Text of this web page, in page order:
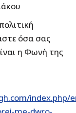
όσα σας
η Φωνή της